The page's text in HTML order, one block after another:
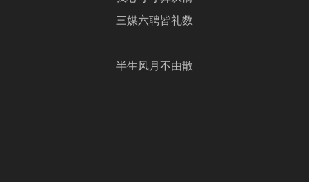
三媒六聘皆礼数
半生风月不由散